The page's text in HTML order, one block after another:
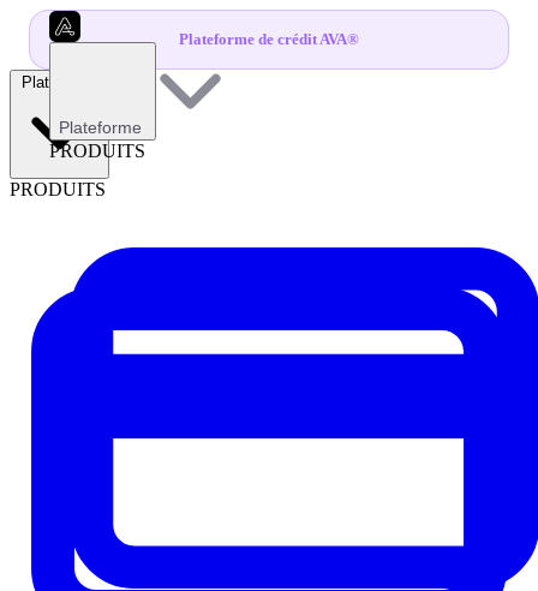
Plateforme de crédit AVA®
Plateforme
PRODUITS
Plateforme
PRODUITS